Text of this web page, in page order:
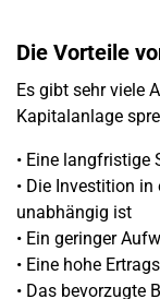
Die Vorteile
Es gibt sehr viele
Kapitalanlage
• Eine langfristige
• Die Investition
unabhängig ist
• Ein geringer
• Eine hohe
• Das bevorzugte